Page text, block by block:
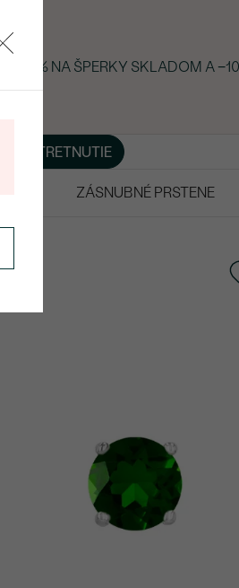
−25 % NA ŠPERKY SKLADOM A
STRETNUTIE
ZÁSNUBNÉ PRSTENE